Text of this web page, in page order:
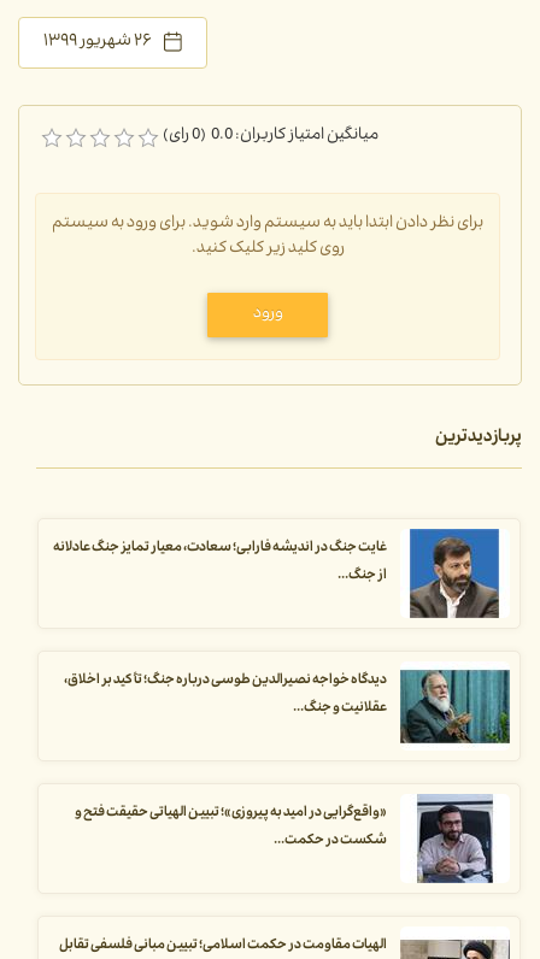
۲۶ شهریور ۱۳۹۹
میانگین امتیاز کاربران: 0.0 (0 رای)
برای نظر دادن ابتدا باید به سیستم وارد شوید. برای ورود به سیستم
روی کلید زیر کلیک کنید.
ورود
پربازدیدترین
غایت جنگ در اندیشه فارابی؛ سعادت، معیار تمایز جنگ عادلانه
از جنگ...
دیدگاه خواجه نصیرالدین طوسی درباره جنگ؛ تأکید بر اخلاق،
عقلانیت و جنگ...
«واقع‌گرایی در امید به پیروزی»؛ تبیین الهیاتی حقیقت فتح و
شکست در حکمت...
الهیات مقاومت در حکمت اسلامی؛ تبیین مبانی فلسفی تقابل